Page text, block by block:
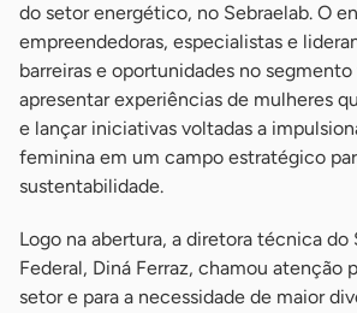
do setor energético, no Sebraelab. O
empreendedoras, especialistas e
barreiras e oportunidades no
apresentar experiências de mulheres
e lançar iniciativas voltadas a
feminina em um campo estratégico
sustentabilidade.
Logo na abertura, a diretora técnica do
Federal, Diná Ferraz, chamou atenção
setor e para a necessidade de maior